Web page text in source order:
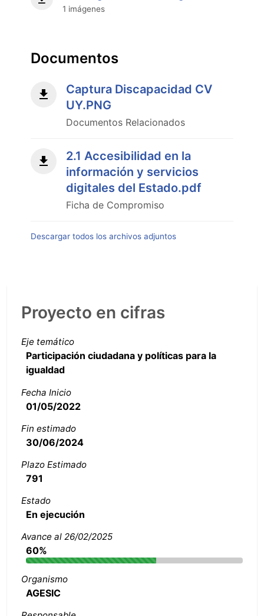
1 imágenes
Documentos
Captura Discapacidad CV
UY.PNG
Documentos Relacionados
2.1 Accesibilidad en la
información y servicios
digitales del Estado.pdf
Ficha de Compromiso
Descargar todos los archivos adjuntos
Proyecto en cifras
Eje temático
Participación ciudadana y políticas para la
igualdad
Fecha Inicio
01/05/2022
Fin estimado
30/06/2024
Plazo Estimado
791
Estado
En ejecución
Avance al 26/02/2025
60%
Organismo
AGESIC